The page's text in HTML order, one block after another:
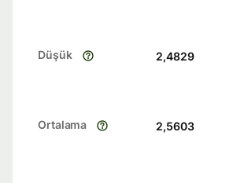
Düşük 2,4829
Ortalama 2,5603